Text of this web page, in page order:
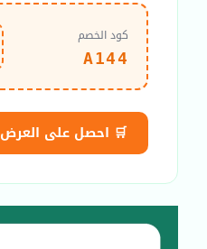
كود الخصم
A144
🛒 احصل على العرض